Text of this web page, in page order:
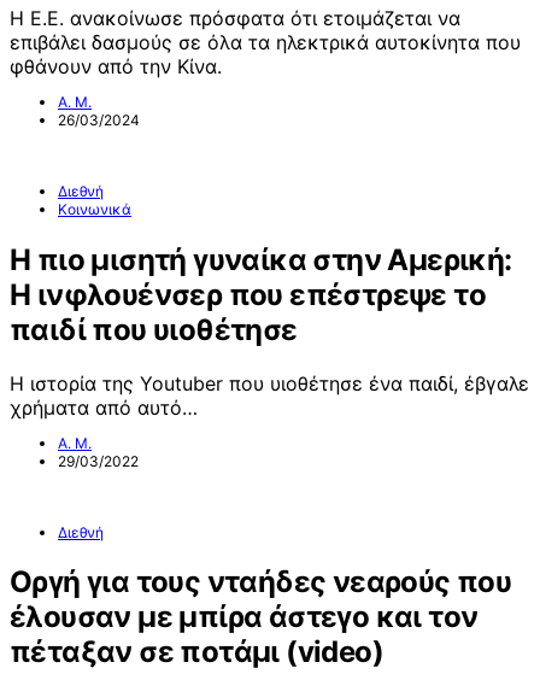
Η Ε.Ε. ανακοίνωσε πρόσφατα ότι ετοιμάζεται να
επιβάλει δασμούς σε όλα τα ηλεκτρικά αυτοκίνητα που
φθάνουν από την Κίνα.
Α. Μ.
26/03/2024
Διεθνή
Κοινωνικά
Η πιο μισητή γυναίκα στην Αμερική:
Η ινφλουένσερ που επέστρεψε το
παιδί που υιοθέτησε
Η ιστορία της Youtuber που υιοθέτησε ένα παιδί, έβγαλε
χρήματα από αυτό…
Α. Μ.
29/03/2022
Διεθνή
Οργή για τους νταήδες νεαρούς που
έλουσαν με μπίρα άστεγο και τον
πέταξαν σε ποτάμι (video)